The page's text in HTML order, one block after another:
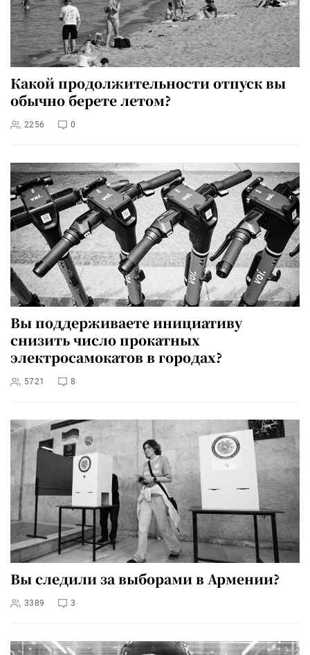
Какой продолжительности отпуск вы
обычно берете летом?
2256 0
Вы поддерживаете инициативу
снизить число прокатных
электросамокатов в городах?
5721 8
Вы следили за выборами в Армении?
3389 3